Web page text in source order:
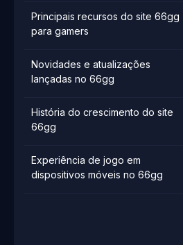
Principais recursos do site 66gg
para gamers
Novidades e atualizações
lançadas no 66gg
História do crescimento do site
66gg
Experiência de jogo em
dispositivos móveis no 66gg